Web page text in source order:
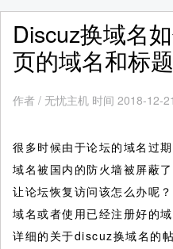
Discuz换域名
页的域名和标
作者 / 无忧主机 时间 2018-12-
很多时候由于论坛的域名过
域名被国内的防火墙被屏蔽
让论坛恢复访问该怎么办呢
域名或者使用已经注册好的
详细的关于discuz换域名的